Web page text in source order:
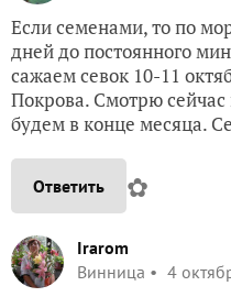
Если семенами, то по
дней до постоянного
сажаем севок 10-11
Покрова. Смотрю сейчас
будем в конце месяца.
Ответить ✿
Irarom
Винница
4